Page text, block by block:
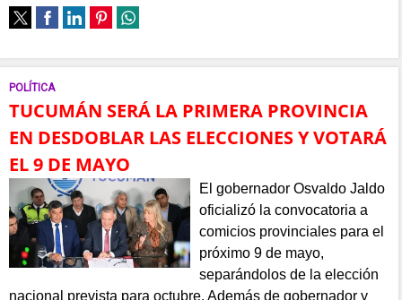
POLÍTICA
TUCUMÁN SERÁ LA PRIMERA PROVINCIA
EN DESDOBLAR LAS ELECCIONES Y VOTARÁ
EL 9 DE MAYO
El gobernador Osvaldo Jaldo
oficializó la convocatoria a
comicios provinciales para el
próximo 9 de mayo,
separándolos de la elección
nacional prevista para octubre. Además de gobernador y